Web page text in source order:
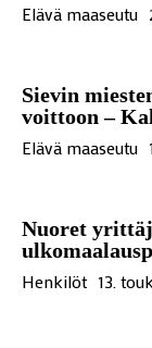
Elävä maaseutu
Sievin
voittoon –
Elävä maaseutu
Nuoret
Henkilöt 13.